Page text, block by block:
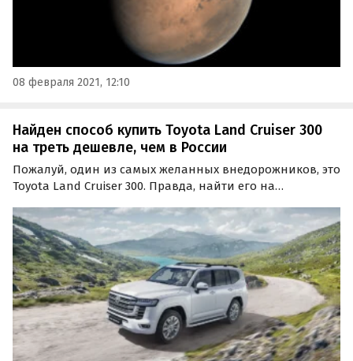
08 февраля 2021, 12:10
Найден способ купить Toyota Land Cruiser 300
на треть дешевле, чем в России
Пожалуй, один из самых желанных внедорожников, это
Toyota Land Cruiser 300. Правда, найти его на
не из легких.